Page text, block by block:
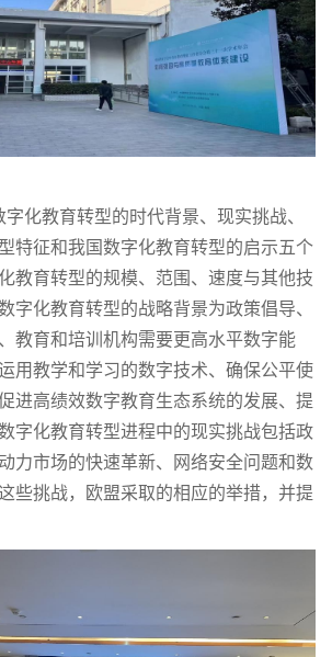
化教育转型的时代背景、现实挑战、
特征和我国数字化教育转型的启示五个
教育转型的规模、范围、速度与其他技
字化教育转型的战略背景为政策倡导、
教育和培训机构需要更高水平数字能
用教学和学习的数字技术、确保公平使
进高绩效数字教育生态系统的发展、提
字化教育转型进程中的现实挑战包括政
力市场的快速革新、网络安全问题和数
些挑战，欧盟采取的相应的举措，并提